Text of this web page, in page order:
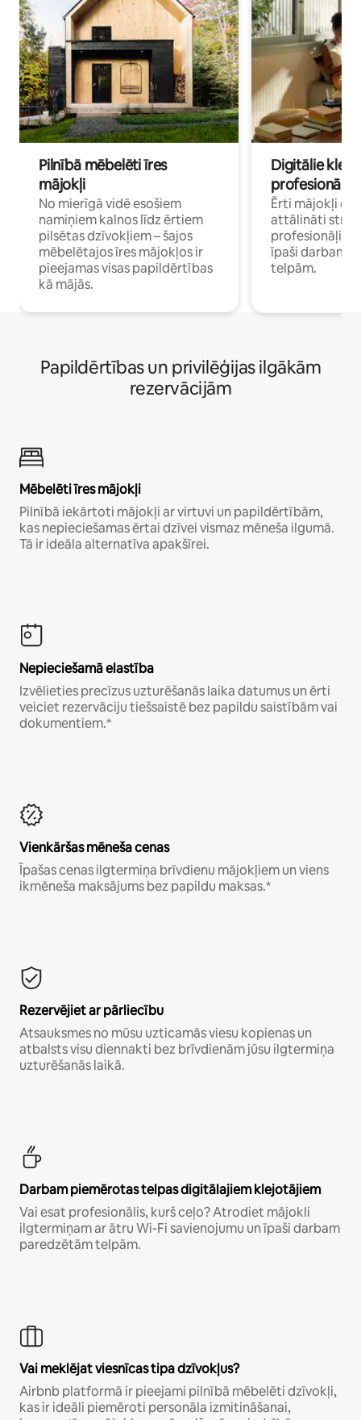
Pilnībā mēbelēti īres
mājokļi
No mierīgā vidē esošiem
namiņiem kalnos līdz ērtiem
pilsētas dzīvokļiem – šajos
mēbelētajos īres mājokļos ir
pieejamas visas papildērtības
kā mājās.
Digitālie
profesionāļi
Ērti mājokļi
attālināti
īpaši darbam
telpām.
Papildērtības un privilēģijas ilgākām
rezervācijām
Mēbelēti īres mājokļi
Pilnībā iekārtoti mājokļi ar virtuvi un papildērtībām,
kas nepieciešamas ērtai dzīvei vismaz mēneša ilgumā.
Tā ir ideāla alternatīva apakšīrei.
Nepieciešamā elastība
Izvēlieties precīzus uzturēšanās laika datumus un ērti
veiciet rezervāciju tiešsaistē bez papildu saistībām vai
dokumentiem.*
Vienkāršas mēneša cenas
Īpašas cenas ilgtermiņa brīvdienu mājokļiem un viens
ikmēneša maksājums bez papildu maksas.*
Rezervējiet ar pārliecību
Atsauksmes no mūsu uzticamās viesu kopienas un
atbalsts visu diennakti bez brīvdienām jūsu ilgtermiņa
uzturēšanās laikā.
Darbam piemērotas telpas digitālajiem klejotājiem
Vai esat profesionālis, kurš ceļo? Atrodiet mājokli
ilgtermiņam ar ātru Wi-Fi savienojumu un īpaši darbam
paredzētām telpām.
Vai meklējat viesnīcas tipa dzīvokļus?
Airbnb platformā ir pieejami pilnībā mēbelēti dzīvokļi,
kas ir ideāli piemēroti personāla izmitināšanai,